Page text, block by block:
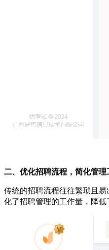
二、优化招聘流程 ， 简化管理
传统的招聘流程往往繁琐且
化了招聘管理的工作量，降低